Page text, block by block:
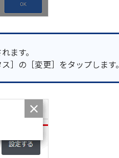
ます。
］の［変更］をタップします。